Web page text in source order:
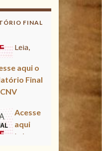
FINAL
Acesse
aqui
aqui o
Final
Acesse
aqui
Leia,